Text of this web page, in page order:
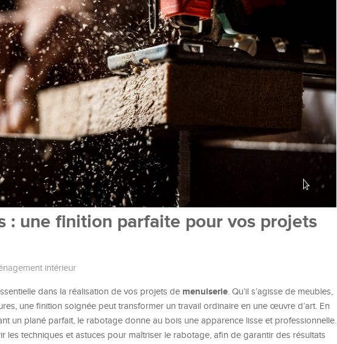
: une finition parfaite pour vos projets
intérieur
dans la réalisation de vos projets de menuiserie. Qu’il s’agisse de meubles,
une finition soignée peut transformer un travail ordinaire en une œuvre d’art. En
un plané parfait, le rabotage donne au bois une apparence lisse et professionnelle.
les techniques et astuces pour maîtriser le rabotage, afin de garantir des résultats